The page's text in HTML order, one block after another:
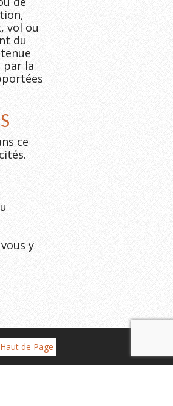
vol ou
du
par la
ce
y
de Page